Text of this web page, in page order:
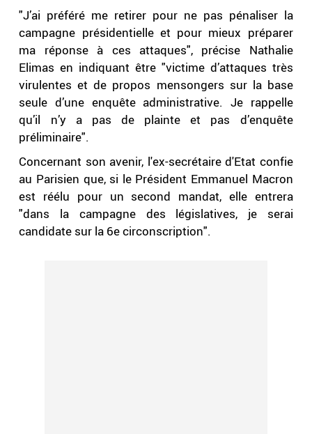
"J’ai préféré me retirer pour ne pas pénaliser la
campagne présidentielle et pour mieux préparer
ma réponse à ces attaques", précise Nathalie
Elimas en indiquant être "victime d’attaques très
virulentes et de propos mensongers sur la base
seule d’une enquête administrative. Je rappelle
qu’il n’y a pas de plainte et pas d’enquête
préliminaire".
Concernant son avenir, l'ex-secrétaire d'Etat confie
au Parisien que, si le Président Emmanuel Macron
est réélu pour un second mandat, elle entrera
"dans la campagne des législatives, je serai
candidate sur la 6e circonscription".